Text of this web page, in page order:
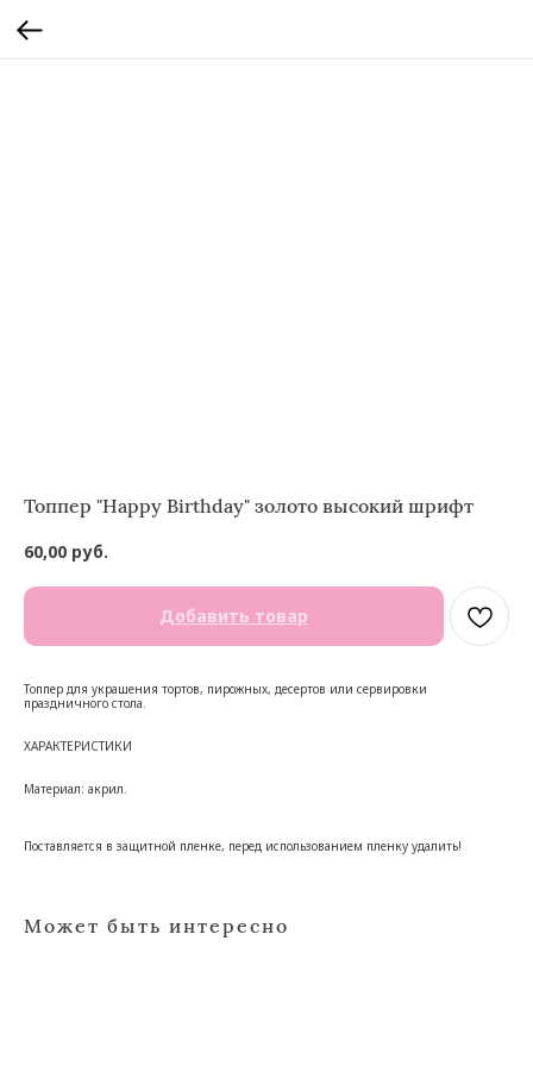
Топпер "Happy Birthday" золото высокий шрифт
60,00 руб.
Добавить товар
Топпер для украшения тортов, пирожных, десертов или сервировки
праздничного стола.
ХАРАКТЕРИСТИКИ
Материал: акрил.
Поставляется в защитной пленке, перед использованием пленку удалить!
Может быть интересно